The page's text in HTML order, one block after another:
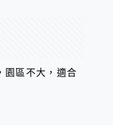
園區不大，適合